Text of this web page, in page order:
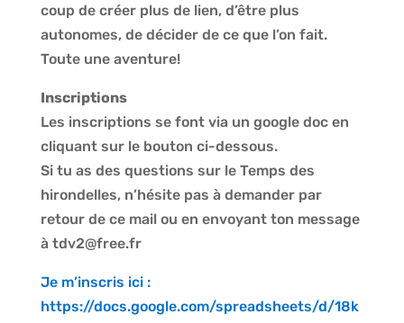
coup de créer plus de lien, d’être plus
autonomes, de décider de ce que l’on fait.
Toute une aventure!
Inscriptions
Les inscriptions se font via un google doc en
cliquant sur le bouton ci-dessous.
Si tu as des questions sur le Temps des
hirondelles, n’hésite pas à demander par
retour de ce mail ou en envoyant ton message
à tdv2@free.fr
Je m’inscris ici :
https://docs.google.com/spreadsheets/d/18k